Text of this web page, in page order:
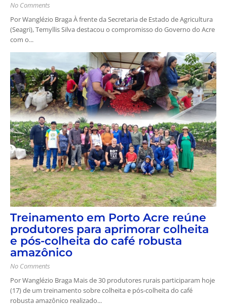
No Comments
Por Wanglézio Braga À frente da Secretaria de Estado de Agricultura
(Seagri), Temyllis Silva destacou o compromisso do Governo do Acre
com o...
Treinamento em Porto Acre reúne
produtores para aprimorar colheita
e pós-colheita do café robusta
amazônico
No Comments
Por Wanglézio Braga Mais de 30 produtores rurais participaram hoje
(17) de um treinamento sobre colheita e pós-colheita do café
robusta amazônico realizado...